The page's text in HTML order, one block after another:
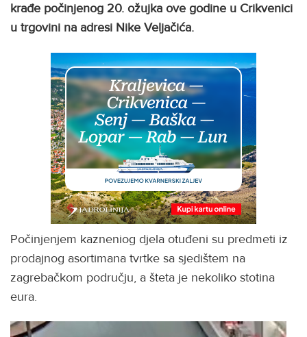
krađe počinjenog 20. ožujka ove godine u Crikvenici
u trgovini na adresi Nike Veljačića.
Počinjenjem kazneniog djela otuđeni su predmeti iz
prodajnog asortimana tvrtke sa sjedištem na
zagrebačkom području, a šteta je nekoliko stotina
eura.